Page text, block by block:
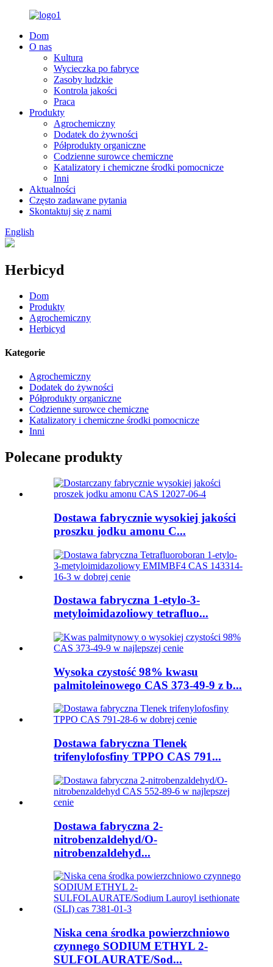
Dom
O nas
Kultura
Wycieczka po fabryce
Zasoby ludzkie
Kontrola jakości
Praca
Produkty
Agrochemiczny
Dodatek do żywności
Półprodukty organiczne
Codzienne surowce chemiczne
Katalizatory i chemiczne środki pomocnicze
Inni
Aktualności
Często zadawane pytania
Skontaktuj się z nami
English
Herbicyd
Dom
Produkty
Agrochemiczny
Herbicyd
Kategorie
Agrochemiczny
Dodatek do żywności
Półprodukty organiczne
Codzienne surowce chemiczne
Katalizatory i chemiczne środki pomocnicze
Inni
Polecane produkty
Dostawa fabrycznie wysokiej jakości
proszku jodku amonu C...
Dostawa fabryczna 1-etylo-3-
metyloimidazoliowy tetrafluo...
Wysoka czystość 98% kwasu
palmitoleinowego CAS 373-49-9 z b...
Dostawa fabryczna Tlenek
trifenylofosfiny TPPO CAS 791...
Dostawa fabryczna 2-
nitrobenzaldehyd/O-
nitrobenzaldehyd...
Niska cena środka powierzchniowo
czynnego SODIUM ETHYL 2-
SULFOLAURATE/Sod...